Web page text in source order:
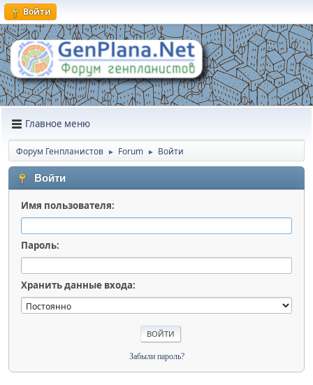
Войти
Главное меню
Форум Генпланистов ► Forum ► Войти
Войти
Имя пользователя:
Пароль:
Хранить данные входа:
Забыли пароль?